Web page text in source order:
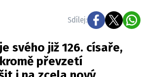
Sdílej:
svého již 126. císaře,
převzetí